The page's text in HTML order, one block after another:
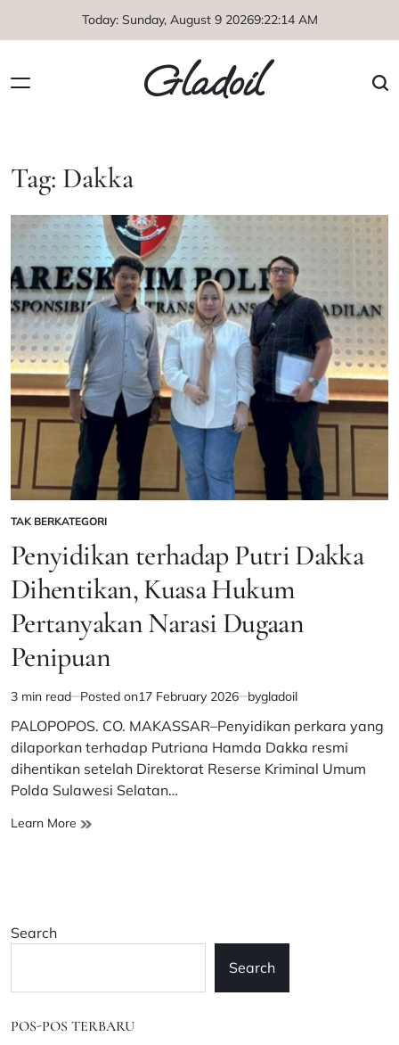
Today: Sunday, August 9 20269:22:15 AM
Gladoil
Tag: Dakka
POSTED
IN
TAK BERKATEGORI
Penyidikan terhadap Putri Dakka
Dihentikan, Kuasa Hukum
Pertanyakan Narasi Dugaan
Penipuan
Estimated
read
time
3 min read Posted on17 February 2026 bygladoil
PALOPOPOS. CO. MAKASSAR–Penyidikan perkara yang
dilaporkan terhadap Putriana Hamda Dakka resmi
dihentikan setelah Direktorat Reserse Kriminal Umum
Polda Sulawesi Selatan…
Learn More Penyidikan
Dugaan
Search
Search
POS-POS TERBARU